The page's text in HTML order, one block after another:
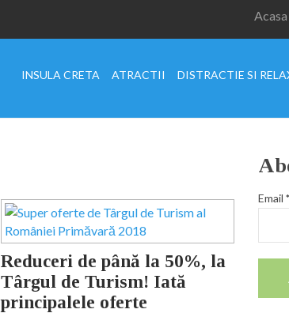
Acasa
INSULA CRETA ATRACTII DISTRACTIE SI
Reduceri de până la 50%, la
Târgul de Turism! Iată
principalele oferte
Email*